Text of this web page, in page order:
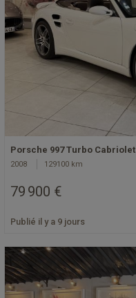
Porsche 997 Turbo Cabriolet
2008 129100 km
79 900 €
Publié il y a 9 jours